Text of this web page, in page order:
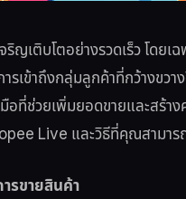
ริญเติบโตอย่างรวดเร็ว โด
เข้าถึงกลุ่มลูกค้าที่กว้างขว
อที่ช่วยเพิ่มยอดขายและสร้า
Live และวิธีที่คุณสามา
รขายสินค้า